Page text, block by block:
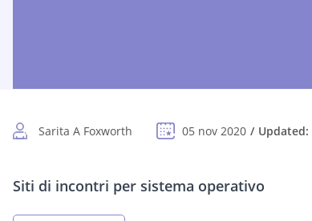
Sarita A Foxworth 05 nov 2020 Updated:
Siti di incontri per sistema operativo